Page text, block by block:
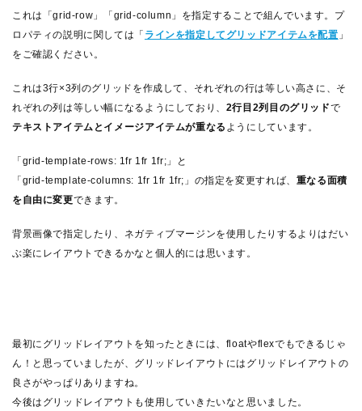
これは「grid-row」「grid-column」を指定することで組んでいます。プ
ロパティの説明に関しては「 ラインを指定してグリッドアイテムを配置 」
をご確認ください。
これは3行×3列のグリッドを作成して、それぞれの行は等しい高さに、そ
れぞれの列は等しい幅になるようにしており、 2行目2列目のグリッドで
テキストアイテムとイメージアイテムが重なる ようにしています。
「grid-template-rows: 1fr 1fr 1fr;」と
「grid-template-columns: 1fr 1fr 1fr;」の指定を変更すれば、 重なる面積
を自由に変更できます。
背景画像で指定したり、ネガティブマージンを使用したりするよりはだい
ぶ楽にレイアウトできるかなと個人的には思います。
最初にグリッドレイアウトを知ったときには、floatやflexでもできるじゃ
ん！と思っていましたが、グリッドレイアウトにはグリッドレイアウトの
良さがやっぱりありますね。
今後はグリッドレイアウトも使用していきたいなと思いました。